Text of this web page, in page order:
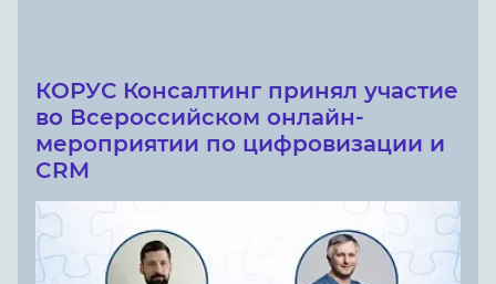
КОРУС Консалтинг принял участие
во Всероссийском онлайн-
мероприятии по цифровизации и
CRM